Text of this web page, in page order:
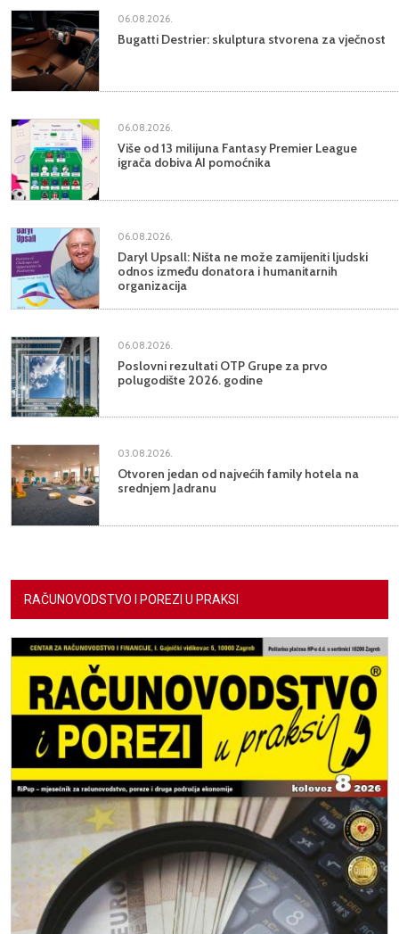
06.08.2026.
Bugatti Destrier: skulptura stvorena za vječnost
06.08.2026.
Više od 13 milijuna Fantasy Premier League
igrača dobiva AI pomoćnika
06.08.2026.
Daryl Upsall: Ništa ne može zamijeniti ljudski
odnos između donatora i humanitarnih
organizacija
06.08.2026.
Poslovni rezultati OTP Grupe za prvo
polugodište 2026. godine
03.08.2026.
Otvoren jedan od najvećih family hotela na
srednjem Jadranu
RAČUNOVODSTVO I POREZI U PRAKSI